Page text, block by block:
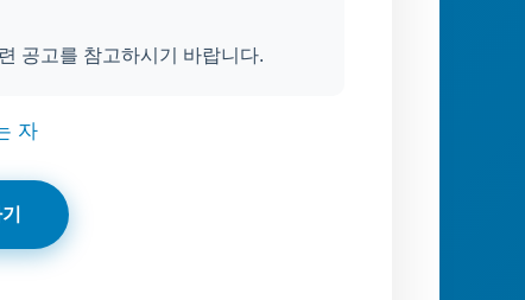
공고를 참고하시기 바랍니다.
자